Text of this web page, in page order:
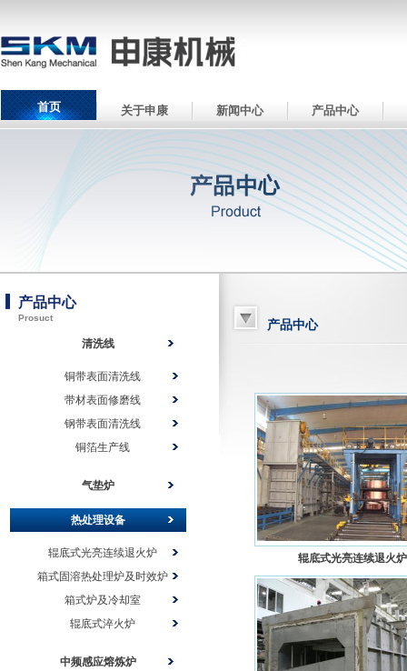
首页 关于申康 新闻中心 产品中心
产品中心
Prosuct
清洗线
铜带表面清洗线
带材表面修磨线
钢带表面清洗线
铜箔生产线
气垫炉
热处理设备
辊底式光亮连续退火炉
箱式固溶热处理炉及时效炉
箱式炉及冷却室
辊底式淬火炉
中频感应熔炼炉
产品中心
辊底式光亮连续退火炉